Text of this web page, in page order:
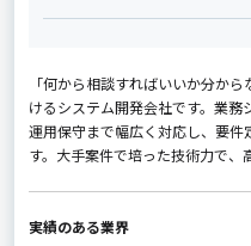
「何から相談すればいいか分か
けるシステム開発会社です。業務
運用保守まで幅広く対応し、要
す。大手案件で培った技術力で、
実績のある業界